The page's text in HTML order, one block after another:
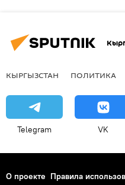
КЫРГЫЗСТАН ПОЛИТИКА
Telegram VK
О проекте Правила